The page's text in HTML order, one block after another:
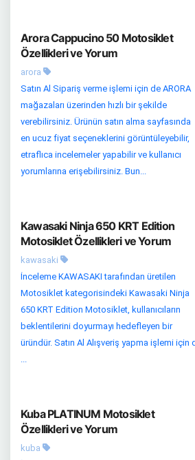
Arora Cappucino 50 Motosiklet
Özellikleri ve Yorum
arora
Satın Al Sipariş verme işlemi için de ARORA
mağazaları üzerinden hızlı bir şekilde
verebilirsiniz. Ürünün satın alma sayfasında
en ucuz fiyat seçeneklerini görüntüleyebilir,
etraflıca incelemeler yapabilir ve kullanıcı
yorumlarına erişebilirsiniz. Bun...
Kawasaki Ninja 650 KRT Edition
Motosiklet Özellikleri ve Yorum
kawasaki
İnceleme KAWASAKI tarafından üretilen
Motosiklet kategorisindeki Kawasaki Ninja
650 KRT Edition Motosiklet, kullanıcıların
beklentilerini doyurmayı hedefleyen bir
üründür. Satın Al Alışveriş yapma işlemi için
...
Kuba PLATINUM Motosiklet
Özellikleri ve Yorum
kuba